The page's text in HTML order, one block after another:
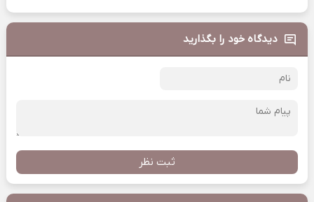
دیدگاه خود را بگذارید
ثبت نظر